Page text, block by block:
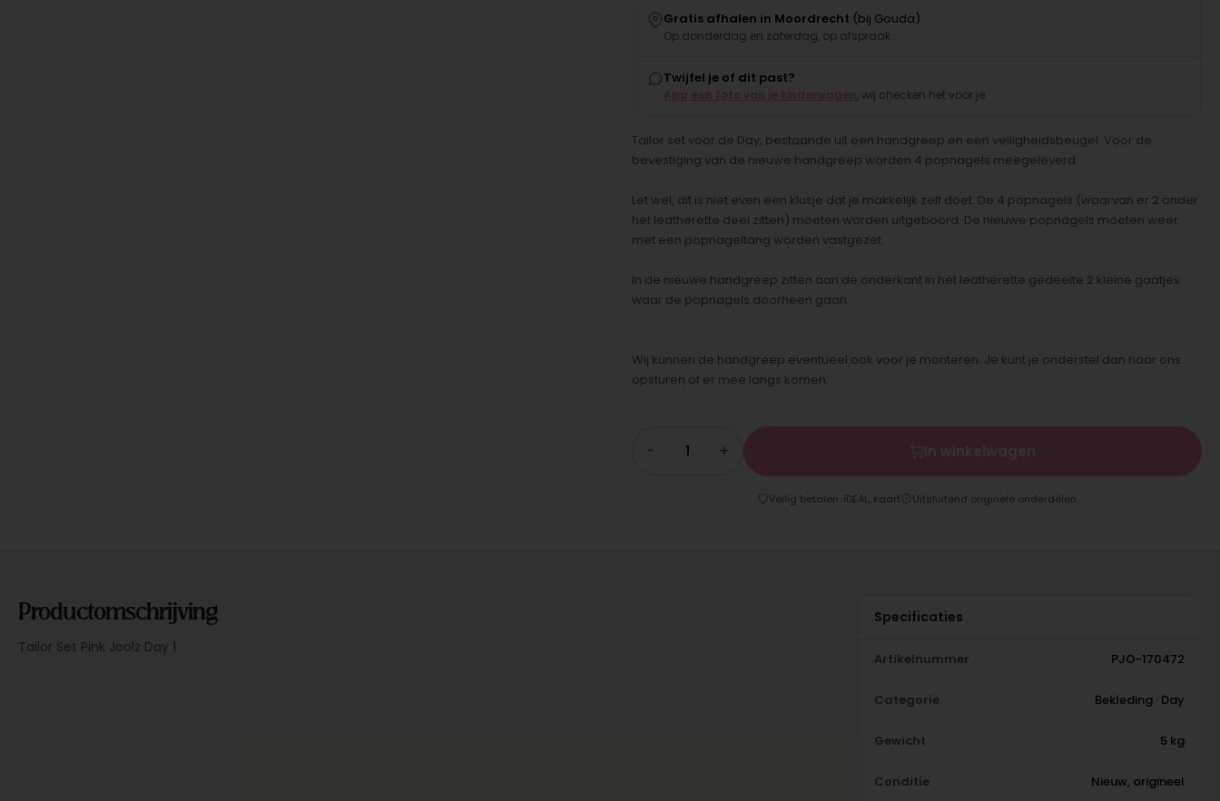
Gratis afhalen in Moordrecht (bij Gouda)
Op donderdag en zaterdag, op afspraak
Twijfel je of dit past?
, wij checken het voor je
Tailor set voor de Day, bestaande uit een handgreep en een veiligheidsbeugel. Voor de
bevestiging van de nieuwe handgreep worden 4 popnagels meegeleverd.
Let wel, dit is niet even een klusje dat je makkelijk zelf doet. De 4 popnagels (waarvan er 2 onder
het leatherette deel zitten) moeten worden uitgeboord. De nieuwe popnagels moeten weer
met een popnageltang worden vastgezet.
In de nieuwe handgreep zitten aan de onderkant in het leatherette gedeelte 2 kleine gaatjes
waar de popnagels doorheen gaan.
Wij kunnen de handgreep eventueel ook voor je monteren. Je kunt je onderstel dan naar ons
opsturen of er mee langs komen.
− +
Veilig betalen: iDEAL, kaart Uitsluitend originele onderdelen
Productomschrijving
Tailor Set Pink Joolz Day 1
Specificaties
Artikelnummer PJO-170472
Categorie Bekleding · Day
Gewicht 5 kg
Conditie Nieuw, origineel